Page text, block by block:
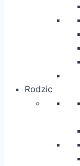
Rodzic